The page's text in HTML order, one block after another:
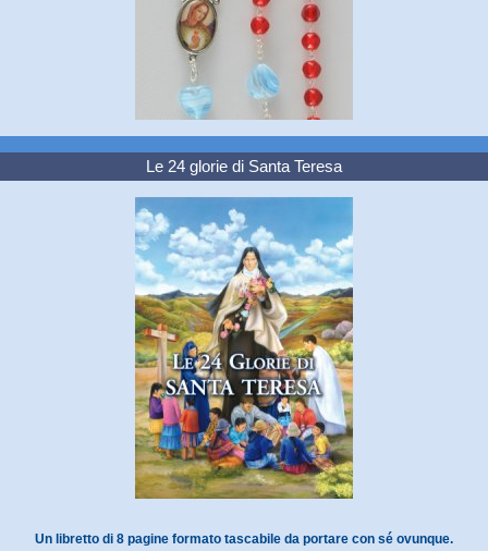
Le 24 glorie di Santa Teresa
Un libretto di 8 pagine formato tascabile da portare con sé ovunque.